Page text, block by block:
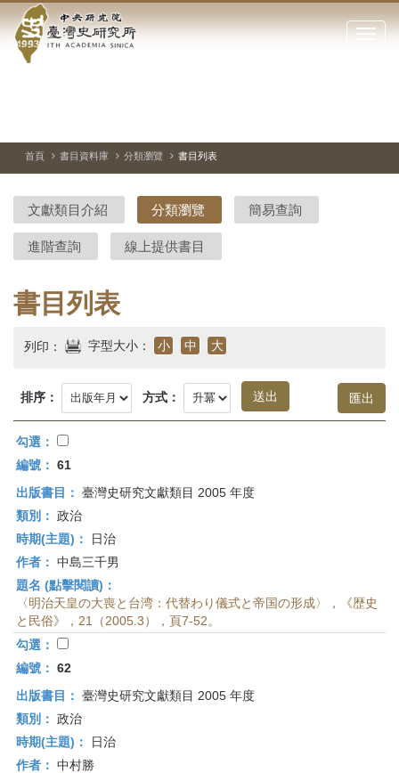
到中
央
院-
臺
灣
史
研
究
首
頁
點
閉
站
停、
圖
圖
結
首頁 書目資料庫 分類瀏覽 書目列表
文獻類目介紹 分類瀏覽 簡易查詢
進階查詢 線上提供書目
書目列表
列印： 字型大小： 小 中 大
排序： 方式：
勾選：
編號： 61
出版書目： 臺灣史研究文獻類目 2005 年度
類別： 政治
時期(主題)：
日治
作者： 中島三千男
題名 (點擊閱讀)：
〈明治天皇の大喪と台湾：代替わり儀式と帝国の形成〉，《歴史
と民俗》，21（2005.3），頁7-52。
勾選：
編號： 62
出版書目： 臺灣史研究文獻類目 2005 年度
類別： 政治
時期(主題)：
日治
作者： 中村勝